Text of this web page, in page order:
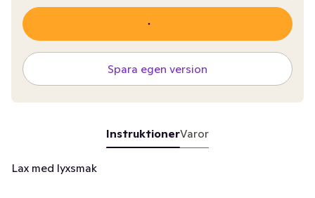
Spara egen version
InstruktionerVaror
Lax med lyxsmak